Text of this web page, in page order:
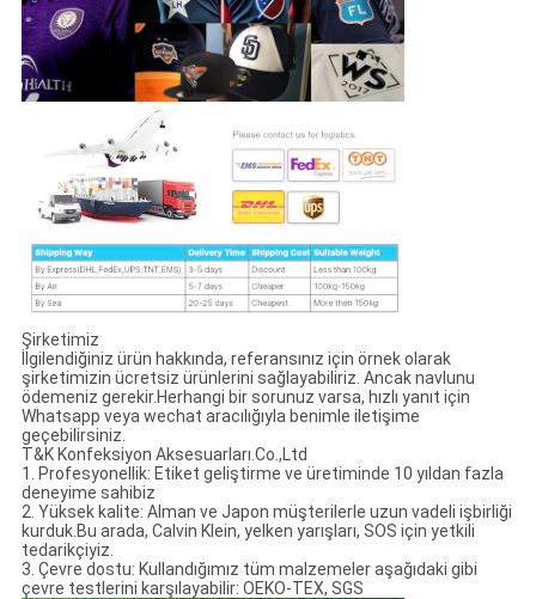
Şirketimiz
İlgilendiğiniz ürün hakkında, referansınız için örnek olarak
şirketimizin ücretsiz ürünlerini sağlayabiliriz. Ancak navlunu
ödemeniz gerekir.Herhangi bir sorunuz varsa, hızlı yanıt için
Whatsapp veya wechat aracılığıyla benimle iletişime
geçebilirsiniz.
T&K Konfeksiyon Aksesuarları.Co.,Ltd
1. Profesyonellik: Etiket geliştirme ve üretiminde 10 yıldan fazla
deneyime sahibiz
2. Yüksek kalite: Alman ve Japon müşterilerle uzun vadeli işbirliği
kurduk.Bu arada, Calvin Klein, yelken yarışları, SOS için yetkili
tedarikçiyiz.
3. Çevre dostu: Kullandığımız tüm malzemeler aşağıdaki gibi
çevre testlerini karşılayabilir: OEKO-TEX, SGS